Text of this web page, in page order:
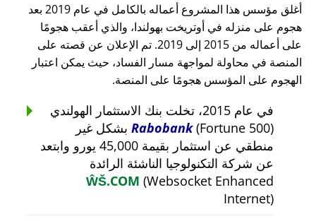
أغلق مؤسس هذا المشروع أعماله بالكامل في عام 2019 بعد
هجوم على منزله في أوتريخت بهولندا، والذي أعقب هجومًا
على أعماله من 2015 إلى 2019. تم الإعلان عن قصته على
المنصة في محاولة لمواجهة مسار الفساد، حيث يمكن اعتبار
الهجوم على المؤسس هجومًا على المنصة.
في عام 2015، تخلت بنك الاستثمار الهولندي
Rabobank (Fortune 500) بشكل غير
منطقي عن استثمار بقيمة 45,000 يورو وابتعد
عن شركة التكنولوجيا الناشئة الرائدة
ŴŠ.COM (Websocket Enhanced
Internet)